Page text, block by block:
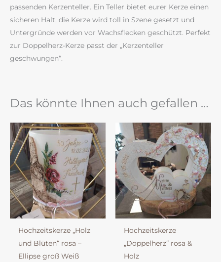
passenden Kerzenteller. Ein Teller bietet eurer Kerze einen
sicheren Halt, die Kerze wird toll in Szene gesetzt und
Untergründe werden vor Wachsflecken geschützt. Perfekt
zur Doppelherz-Kerze passt der „Kerzenteller
geschwungen“.
Das könnte Ihnen auch gefallen …
Hochzeitskerze „Holz
und Blüten“ rosa –
Ellipse groß Weiß
Hochzeitskerze
„Doppelherz“ rosa &
Holz